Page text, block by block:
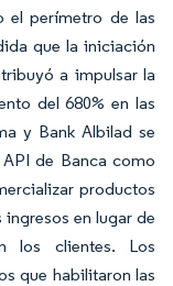
el perímetro de las
que la iniciación
a impulsar la
del 680% en las
y Bank Albilad se
de Banca como
productos
en lugar de
los clientes. Los
que habilitaron las